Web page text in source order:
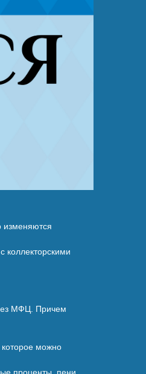
изменяются
коллекторскими
МФЦ. Причем
которое можно